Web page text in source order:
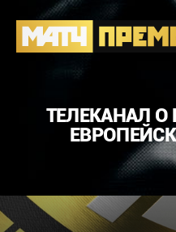
ТЕЛЕКАНАЛ